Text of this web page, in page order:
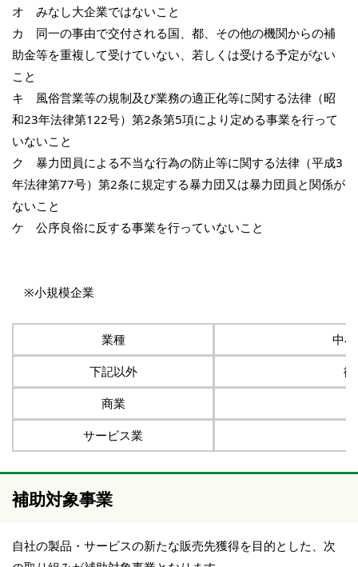
オ みなし大企業ではないこと
カ 同一の事由で交付される国、都、その他の機関からの補
助金等を重複して受けていない、若しくは受ける予定がない
こと
キ 風俗営業等の規制及び業務の適正化等に関する法律（昭
和23年法律第122号）第2条第5項により定める事業を行って
いないこと
ク 暴力団員による不当な行為の防止等に関する法律（平成3
年法律第77号）第2条に規定する暴力団又は暴力団員と関係が
ないこと
ケ 公序良俗に反する事業を行っていないこと
※小規模企業
業種
中
下記以外
商業
サービス業
補助対象事業
自社の製品・サービスの新たな販売先獲得を目的とした、次